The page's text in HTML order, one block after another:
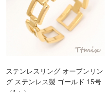
ステンレスリング オープンリン
グ ステンレス製 ゴールド 15号